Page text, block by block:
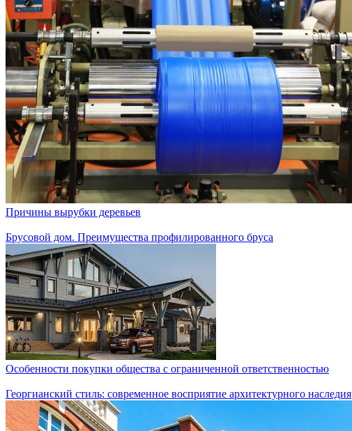
Причины вырубки деревьев
Брусовой дом. Преимущества профилированного бруса
Особенности покупки общества с ограниченной ответственностью
Георгианский стиль: современное восприятие архитектурного наследия